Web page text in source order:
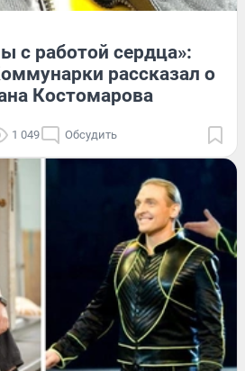
с работой сердца»:
рассказал о
Костомарова
1 049 Обсудить